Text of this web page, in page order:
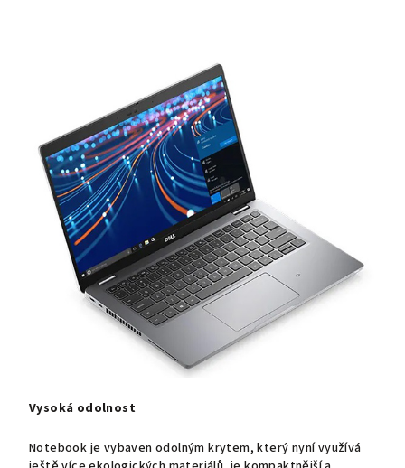
Vysoká odolnost
Notebook je vybaven odolným krytem, který nyní využívá